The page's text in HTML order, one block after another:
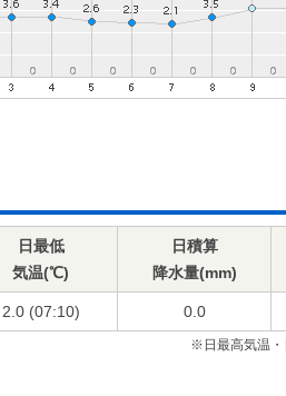
日最低
気温(℃)
日積算
降水量(mm)
2.0 (07:10) 0.0
※日最高気温・